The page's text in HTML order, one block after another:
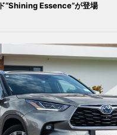
“Shining Essence”が登場